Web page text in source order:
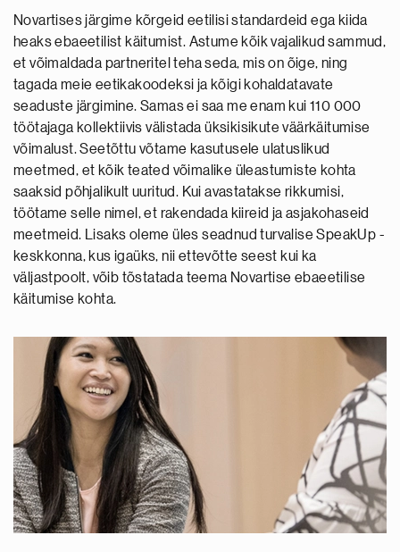
Novartises järgime kõrgeid eetilisi standardeid ega kiida
heaks ebaeetilist käitumist. Astume kõik vajalikud sammud,
et võimaldada partneritel teha seda, mis on õige, ning
tagada meie eetikakoodeksi ja kõigi kohaldatavate
seaduste järgimine. Samas ei saa me enam kui 110 000
töötajaga kollektiivis välistada üksikisikute väärkäitumise
võimalust. Seetõttu võtame kasutusele ulatuslikud
meetmed, et kõik teated võimalike üleastumiste kohta
saaksid põhjalikult uuritud. Kui avastatakse rikkumisi,
töötame selle nimel, et rakendada kiireid ja asjakohaseid
meetmeid. Lisaks oleme üles seadnud turvalise SpeakUp -
keskkonna, kus igaüks, nii ettevõtte seest kui ka
väljastpoolt, võib tõstatada teema Novartise ebaeetilise
käitumise kohta.